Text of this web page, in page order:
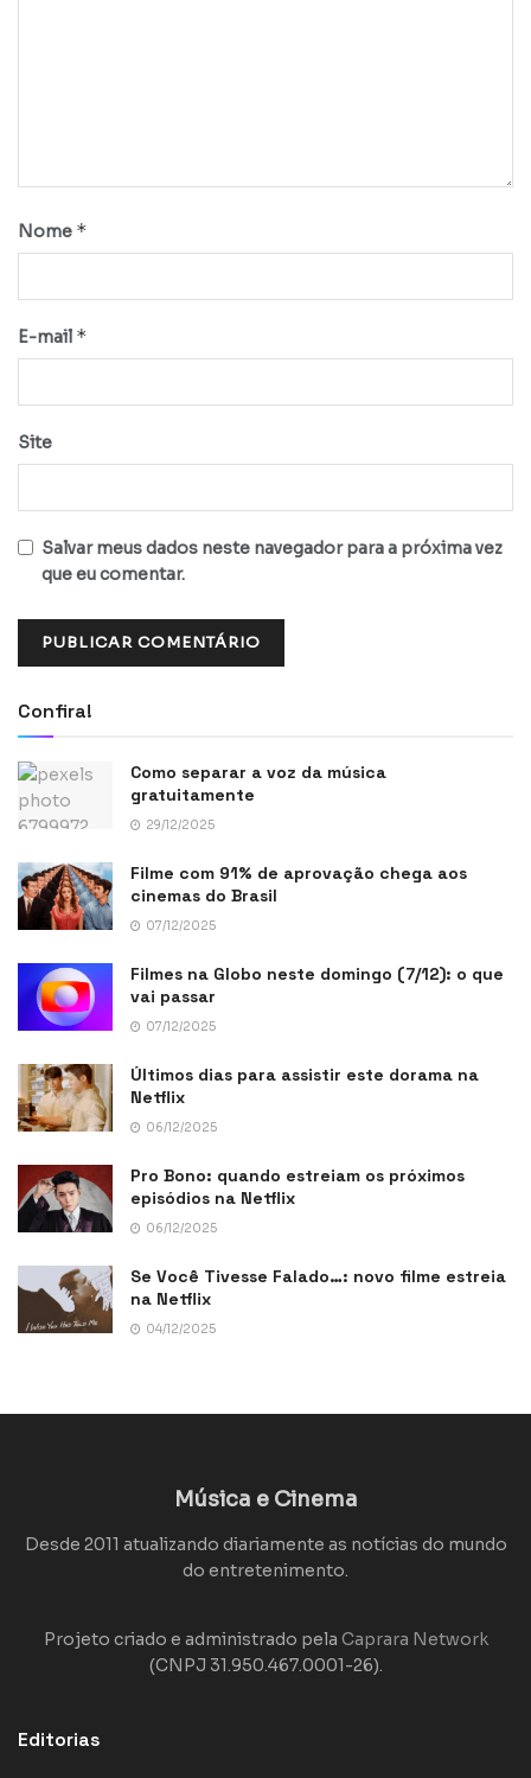
Nome *
E-mail *
Site
Salvar meus dados neste navegador para a próxima vez
que eu comentar.
Confira!
Como separar a voz da música
gratuitamente
29/12/2025
Filme com 91% de aprovação chega aos
cinemas do Brasil
07/12/2025
Filmes na Globo neste domingo (7/12): o que
vai passar
07/12/2025
Últimos dias para assistir este dorama na
Netflix
06/12/2025
Pro Bono: quando estreiam os próximos
episódios na Netflix
06/12/2025
Se Você Tivesse Falado…: novo filme estreia
na Netflix
04/12/2025
Música e Cinema
Desde 2011 atualizando diariamente as notícias do mundo
do entretenimento.
Projeto criado e administrado pela Caprara Network
(CNPJ 31.950.467.0001-26).
Editorias